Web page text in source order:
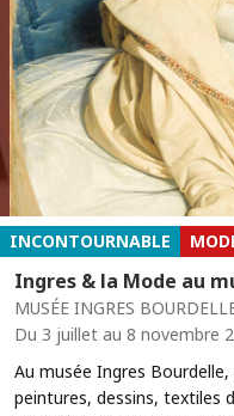
INCONTOURNABLE
Ingres & la Mode au
MUSÉE INGRES
Du 3 juillet au 8 novembre
Au musée Ingres
peintures, dessins, textiles